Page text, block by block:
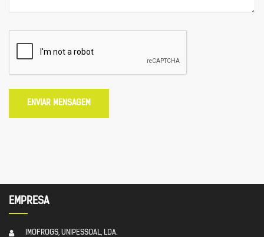
ENVIAR MENSAGEM
EMPRESA
IMOFROGS, UNIPESSOAL, LDA.